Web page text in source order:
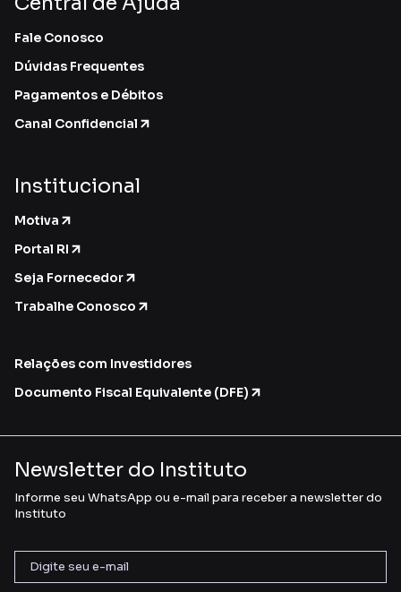
Fale Conosco
Dúvidas Frequentes
Pagamentos e Débitos
Canal Confidencial
Institucional
Motiva
Portal RI
Seja Fornecedor
Trabalhe Conosco
Relações com Investidores
Documento Fiscal Equivalente (DFE)
Newsletter do Instituto
Informe seu WhatsApp ou e-mail para receber a newsletter do
Instituto